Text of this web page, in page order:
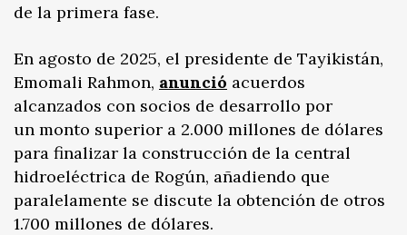
de la primera fase.
En agosto de 2025, el presidente de Tayikistán,
Emomali Rahmon, anunció acuerdos
alcanzados con socios de desarrollo por
un monto superior a 2.000 millones de dólares
para finalizar la construcción de la central
hidroeléctrica de Rogún, añadiendo que
paralelamente se discute la obtención de otros
1.700 millones de dólares.